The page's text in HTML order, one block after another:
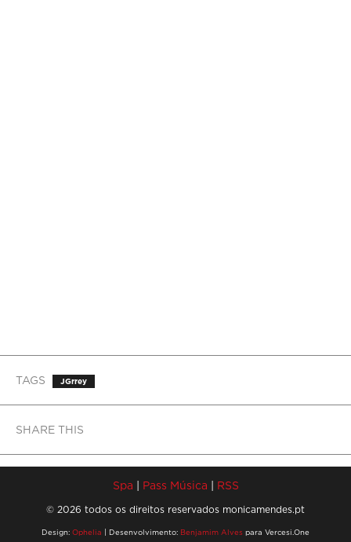
TAGS JGrrey
SHARE THIS
Spa | Pass Música | RSS
© 2026 todos os direitos reservados monicamendes.pt
Design: Ophelia | Desenvolvimento: Benjamim Alves para Vercesi.One